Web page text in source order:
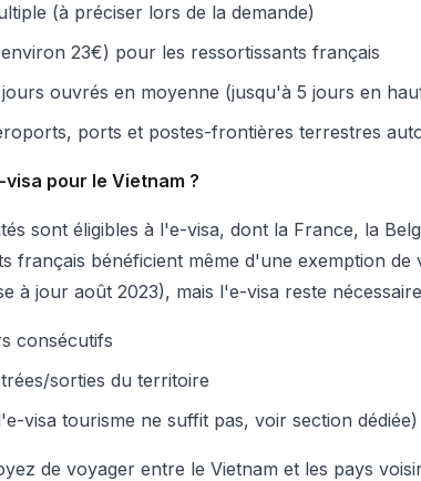
(à préciser lors de la demande)
23€) pour les ressortissants français
ouvrés en moyenne (jusqu'à 5 jours en
ports et postes-frontières terrestres
pour le Vietnam ?
sont éligibles à l'e-visa, dont la France, la
français bénéficient même d'une exemption de
à jour août 2023), mais l'e-visa reste
consécutifs
sorties du territoire
visa tourisme ne suffit pas, voir section dédiée)
de voyager entre le Vietnam et les pays